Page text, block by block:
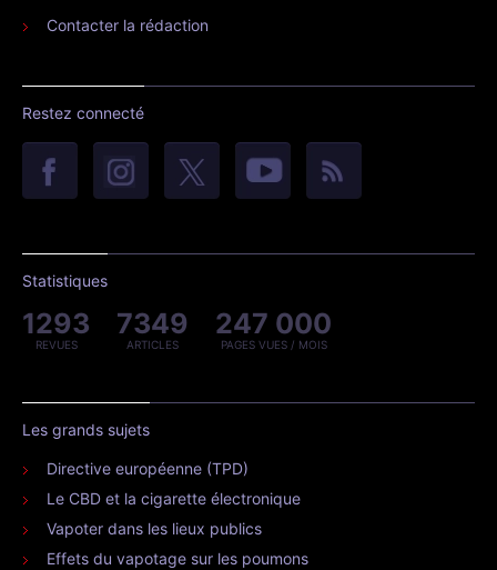
Contacter la rédaction
Restez connecté
Statistiques
1293
REVUES
7349
ARTICLES
247 000
PAGES VUES / MOIS
Les grands sujets
Directive européenne (TPD)
Le CBD et la cigarette électronique
Vapoter dans les lieux publics
Effets du vapotage sur les poumons